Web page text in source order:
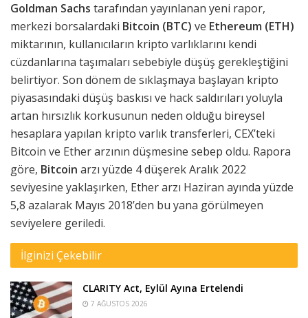
Goldman Sachs tarafından yayınlanan yeni rapor,
merkezi borsalardaki Bitcoin (BTC) ve Ethereum (ETH)
miktarının, kullanıcıların kripto varlıklarını kendi
cüzdanlarına taşımaları sebebiyle düşüş gerekleştiğini
belirtiyor. Son dönem de sıklaşmaya başlayan kripto
piyasasındaki düşüş baskısı ve hack saldırıları yoluyla
artan hırsızlık korkusunun neden olduğu bireysel
hesaplara yapılan kripto varlık transferleri, CEX’teki
Bitcoin ve Ether arzının düşmesine sebep oldu. Rapora
göre, Bitcoin arzı yüzde 4 düşerek Aralık 2022
seviyesine yaklaşırken, Ether arzı Haziran ayında yüzde
5,8 azalarak Mayıs 2018’den bu yana görülmeyen
seviyelere geriledi.
İlginizi Çekebilir
CLARITY Act, Eylül Ayına Ertelendi
7 AĞUSTOS 2026